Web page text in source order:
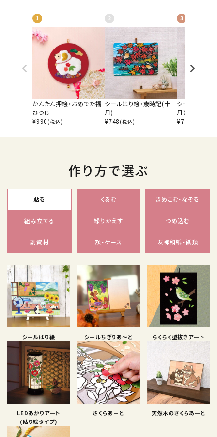
1
かんたん押絵・おめでた福
ひつじ
¥990 (税込)
2
シールはり絵・歳時記(十一
月)
¥748 (税込)
3
シールはり絵
月）
¥748
作り方で選ぶ
貼る くるむ きめこむ・なぞる
組み立てる 繰りかえす つめ込む
副資材 額・ケース 友禅和紙・紙類
シールはり絵 シールちぎりあ〜と らくらく型抜きアート
LEDあかりアート
(貼り絵タイプ)
さくらあーと 天然木のさくらあーと